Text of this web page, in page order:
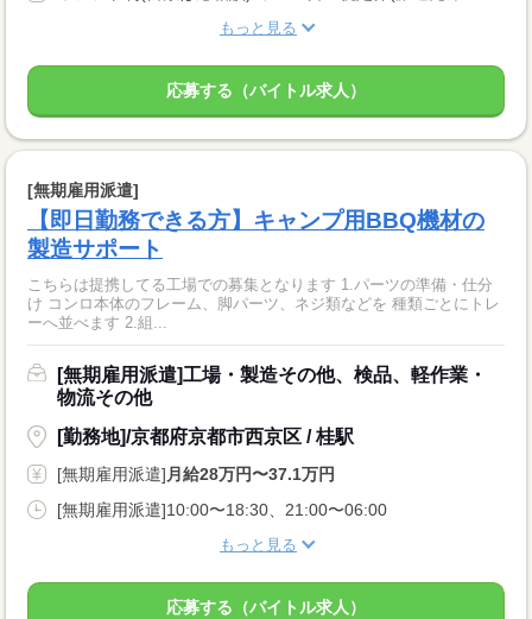
もっと見る
応募する（バイトル求人）
[無期雇用派遣]
【即日勤務できる方】キャンプ用BBQ機材の
製造サポート
こちらは提携してる工場での募集となります 1.パーツの準備・仕分
け コンロ本体のフレーム、脚パーツ、ネジ類などを 種類ごとにトレ
ーへ並べます 2.組...
[無期雇用派遣]工場・製造その他、検品、軽作業・
物流その他
[勤務地]/京都府京都市西京区 / 桂駅
[無期雇用派遣] 月給28万円〜37.1万円
[無期雇用派遣]10:00〜18:30、21:00〜06:00
もっと見る
応募する（バイトル求人）